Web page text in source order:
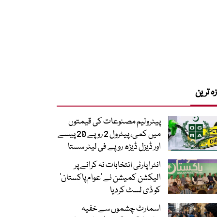
ترین
پیٹرولیم مصنوعات کی قیمتوں
میں کمی، پیٹرول 2 روپے 20 پیسے
اور ڈیزل ڈیڑھ روپے فی لیٹر سستا
انٹرا پارٹی انتخابات نہ کرانے پر
الیکشن کمیشن نے ’عوام پاکستان‘
کو ڈی لسٹ کردیا
اسمارٹ چشموں سے خفیہ